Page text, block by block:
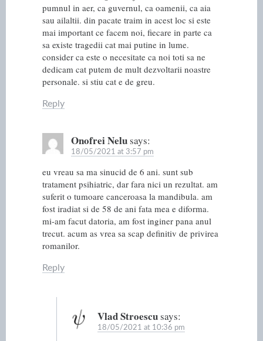
pumnul in aer, ca guvernul, ca oamenii, ca aia
sau ailaltii. din pacate traim in acest loc si este
mai important ce facem noi, fiecare in parte ca
sa existe tragedii cat mai putine in lume.
consider ca este o necesitate ca noi toti sa ne
dedicam cat putem de mult dezvoltarii noastre
personale. si stiu cat e de greu.
Reply
Onofrei Nelusays:
18/05/2021 at 3:57 pm
eu vreau sa ma sinucid de 6 ani. sunt sub
tratament psihiatric, dar fara nici un rezultat. am
suferit o tumoare canceroasa la mandibula. am
fost iradiat si de 58 de ani fata mea e diforma.
mi-am facut datoria, am fost inginer pana anul
trecut. acum as vrea sa scap definitiv de privirea
romanilor.
Reply
Vlad Stroescusays:
18/05/2021 at 10:36 pm